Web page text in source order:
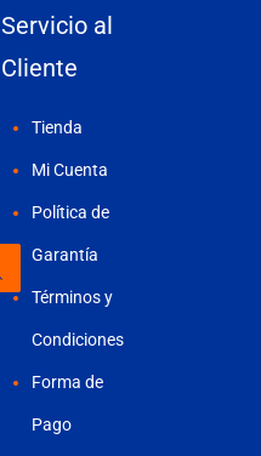
Servicio al
Cliente
Tienda
Mi Cuenta
Política de
Garantía
Términos y
Condiciones
Forma de
Pago